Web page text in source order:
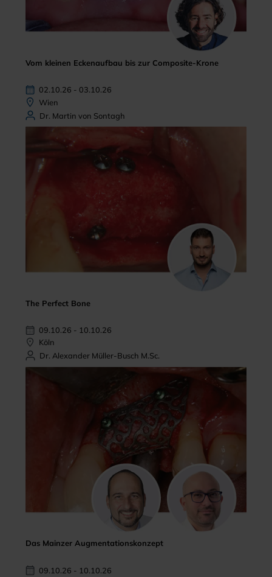
Vom kleinen Eckenaufbau bis zur Composite-Krone
02.10.26 - 03.10.26
Wien
Dr. Martin von Sontagh
The Perfect Bone
09.10.26 - 10.10.26
Köln
Dr. Alexander Müller-Busch M.Sc.
Das Mainzer Augmentationskonzept
09.10.26 - 10.10.26